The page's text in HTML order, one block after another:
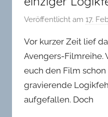
Veröffentlicht am 17.
Vor kurzer Zeit lief
Avengers-Filmreihe.
euch den Film
gravierende
aufgefallen. Doch